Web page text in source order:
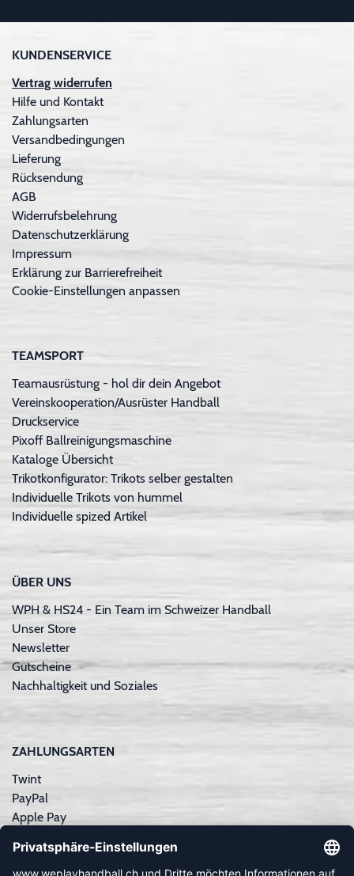
KUNDENSERVICE
Vertrag widerrufen
Hilfe und Kontakt
Zahlungsarten
Versandbedingungen
Lieferung
Rücksendung
AGB
Widerrufsbelehrung
Datenschutzerklärung
Impressum
Erklärung zur Barrierefreiheit
Cookie-Einstellungen anpassen
TEAMSPORT
Teamausrüstung - hol dir dein Angebot
Vereinskooperation/Ausrüster Handball
Druckservice
Pixoff Ballreinigungsmaschine
Kataloge Übersicht
Trikotkonfigurator: Trikots selber gestalten
Individuelle Trikots von hummel
Individuelle spized Artikel
ÜBER UNS
WPH & HS24 - Ein Team im Schweizer Handball
Unser Store
Newsletter
Gutscheine
Nachhaltigkeit und Soziales
ZAHLUNGSARTEN
Twint
PayPal
Apple Pay
Kreditkarte